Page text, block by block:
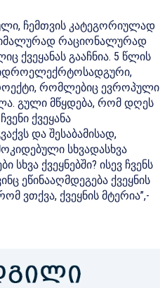
ჩემთვის კატეგორიულად
რაციონალურად
ქვეყანას გააჩნია. 5 წლის
რომლებიც ევროპული
გული მწყდება, რომ დღეს
ქვეყანა
და შესაბამისად,
სხვადასხვა
ქვეყნებში? ისევ ჩვენს
ეწინააღმდეგება ქვეყნის
ვთქვა, ქვეყნის მტერია”,-